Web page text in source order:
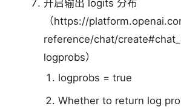
开启输出 logits 分布
（https://
reference/chat/
logprobs）
logprobs = true
Whether to return log